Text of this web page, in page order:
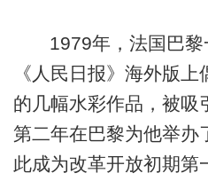
1979年，法国巴
《人民日报》海外版
的几幅水彩作品，被吸
第二年在巴黎为他举办
此成为改革开放初期第